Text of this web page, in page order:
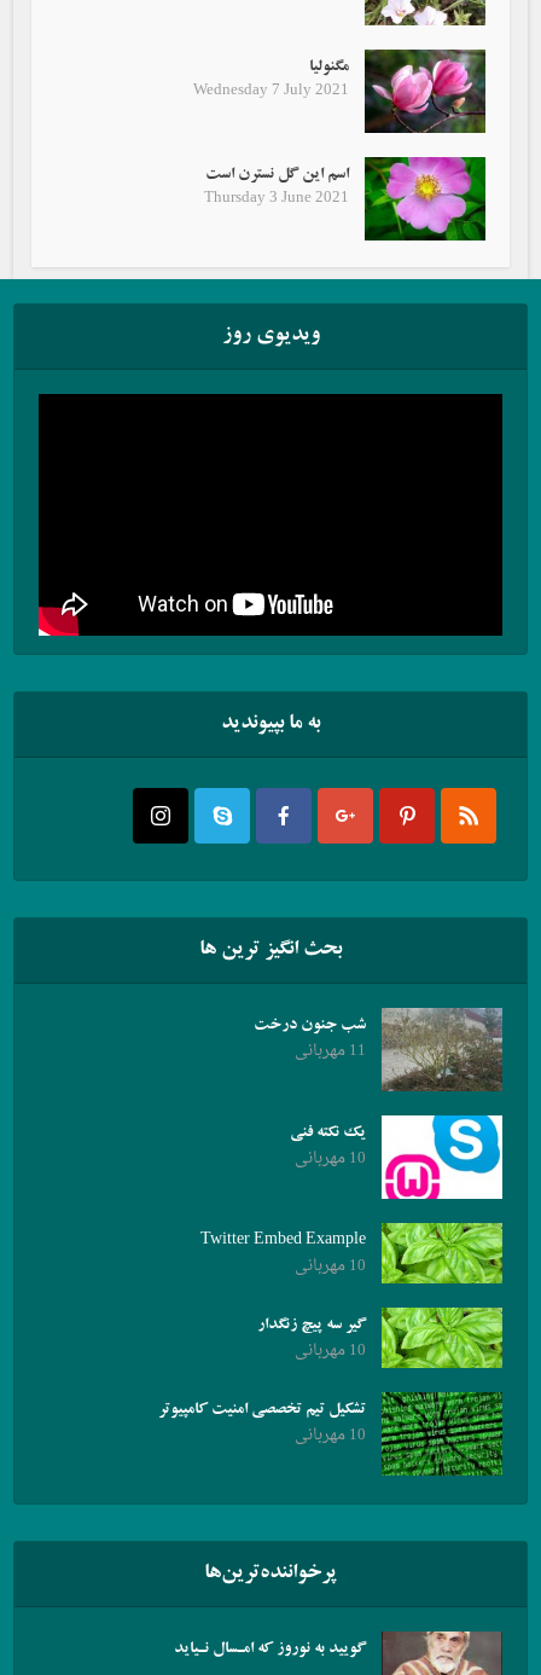
مگنولیا
Wednesday 7 July 2021
اسم این گل نسترن است
Thursday 3 June 2021
ویدیوی روز
به ما بپیوندید
بحث انگیز ترین ها
شب جنون درخت
11 مهربانی
یک نکته فنی
10 مهربانی
Twitter Embed Example
10 مهربانی
گیر سه پیچ زنگدار
10 مهربانی
تشکیل تیم تخصصی امنیت کامپیوتر
10 مهربانی
پرخواننده‌ترین‌ها
گویید به نوروز که امـسال نـیاید